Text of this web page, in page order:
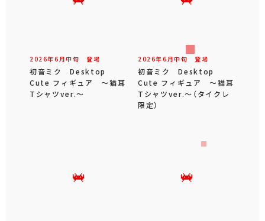
2026年6 月中旬 登場
初音ミク Desktop
Cute フィギュア ～猫耳
Tシャツver.～
2026年6 月中旬 登場
初音ミク Desktop
Cute フィギュア ～猫耳
Tシャツver.～（タイクレ
限定）